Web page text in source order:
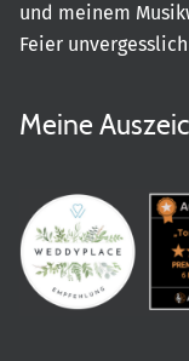
und meinem
Feier
Meine